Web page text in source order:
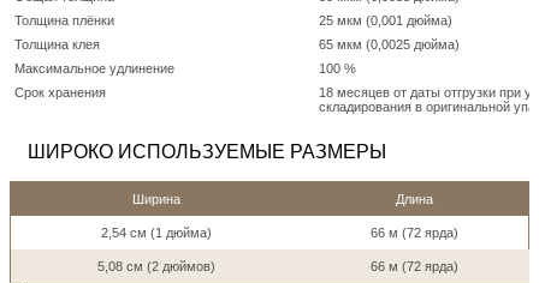
Толщина плёнки
25 мкм (0,001 дюйма)
Толщина клея
65 мкм (0,0025 дюйма)
Максимальное удлинение
100 %
Срок хранения
18 месяцев от даты отгрузки при
складирования в оригинальной
ШИРОКО ИСПОЛЬЗУЕМЫЕ РАЗМЕРЫ
Ширина Длина
2,54 см (1 дюйма) 66 м (72 ярда)
5,08 см (2 дюймов)
66 м (72 ярда)